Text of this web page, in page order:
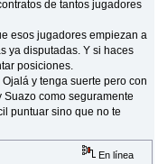
de tantos jugadores
esos jugadores empiezan a
ya disputadas. Y si haces
posiciones.
y tenga suerte pero con
como seguramente
puntuar sino que no te
En línea